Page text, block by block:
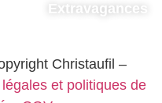
Extravagances
Christaufil –
et politiques de